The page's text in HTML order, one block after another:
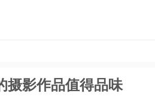
摄影作品值得品味